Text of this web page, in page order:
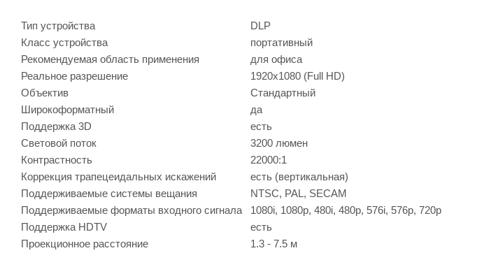
Тип устройства
DLP
Класс устройства
портативный
Рекомендуемая область применения
для офиса
Реальное разрешение
1920x1080 (Full HD)
Объектив
Стандартный
Широкоформатный
да
Поддержка 3D
есть
Световой поток
3200 люмен
Контрастность
22000:1
Коррекция трапецеидальных искажений
есть (вертикальная)
Поддерживаемые системы вещания
NTSC, PAL, SECAM
Поддерживаемые форматы входного сигнала
1080i, 1080p, 480i, 480p, 576i, 576p, 720p
Поддержка HDTV
есть
Проекционное расстояние
1.3 - 7.5 м